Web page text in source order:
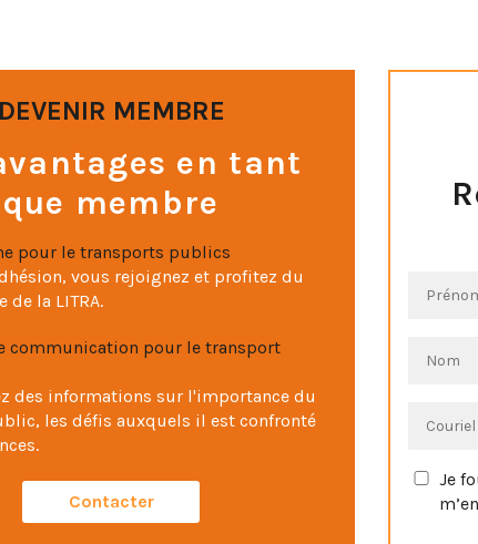
DEVENIR MEMBRE
en tant
que membre
pour le transports publics
vous rejoignez et profitez du
de la LITRA.
communication pour le transport
des informations sur l'importance du
les défis auxquels il est confronté
Contacter
Je